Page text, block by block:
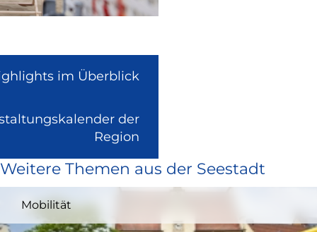
im Überblick
der
Region
extern
und
in
Weitere Themen aus der Seestadt
Mobilität